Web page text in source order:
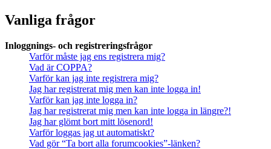
Vanliga frågor
Inloggnings- och registreringsfrågor
Varför måste jag ens registrera mig?
Vad är COPPA?
Varför kan jag inte registrera mig?
Jag har registrerat mig men kan inte logga in!
Varför kan jag inte logga in?
Jag har registrerat mig men kan inte logga in längre?!
Jag har glömt bort mitt lösenord!
Varför loggas jag ut automatiskt?
Vad gör “Ta bort alla forumcookies”-länken?